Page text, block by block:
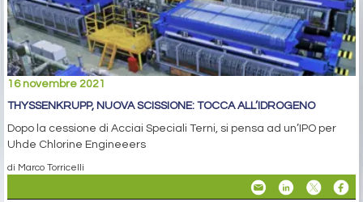
16 novembre 2021
THYSSENKRUPP, NUOVA SCISSIONE: TOCCA ALL’IDROGENO
Dopo la cessione di Acciai Speciali Terni, si pensa ad un’IPO per
Uhde Chlorine Engineeers
di Marco Torricelli